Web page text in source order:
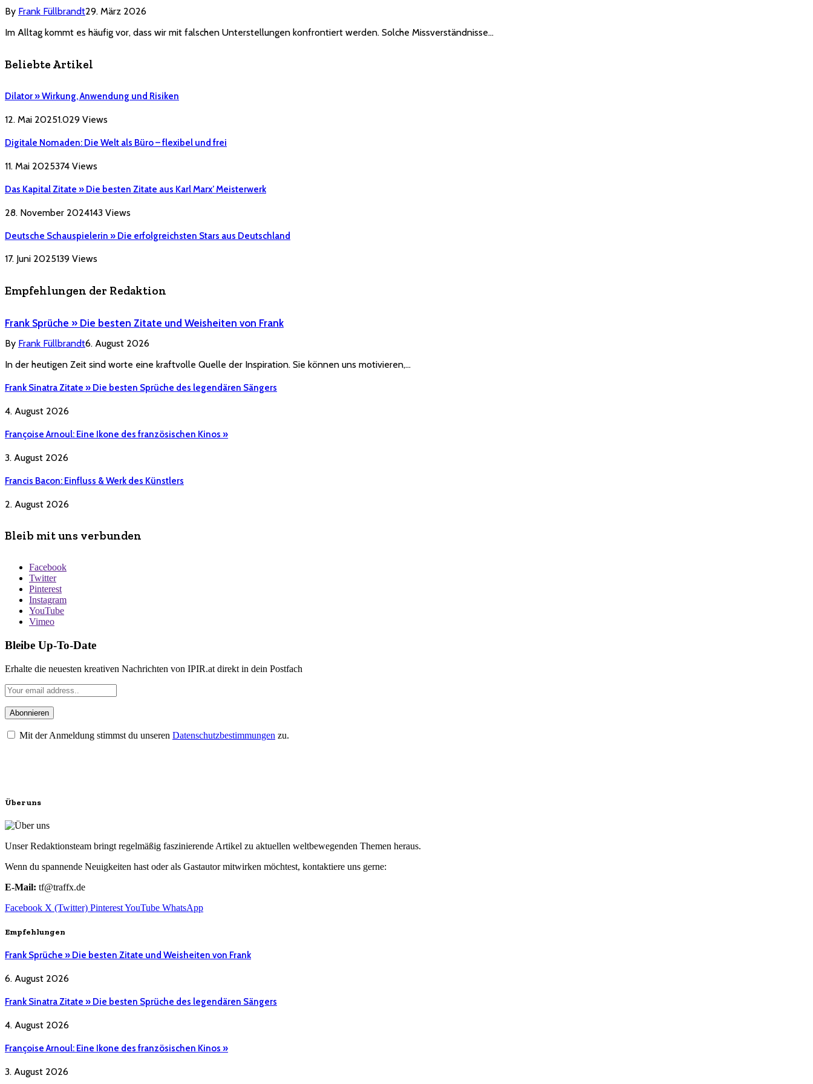
By Frank Füllbrandt29. März 2026
Im Alltag kommt es häufig vor, dass wir mit falschen Unterstellungen konfrontiert werden. Solche Missverständnisse…
Beliebte Artikel
Dilator » Wirkung, Anwendung und Risiken
12. Mai 20251.029 Views
Digitale Nomaden: Die Welt als Büro – flexibel und frei
11. Mai 2025374 Views
Das Kapital Zitate » Die besten Zitate aus Karl Marx’ Meisterwerk
28. November 2024143 Views
Deutsche Schauspielerin » Die erfolgreichsten Stars aus Deutschland
17. Juni 2025139 Views
Empfehlungen der Redaktion
Frank Sprüche » Die besten Zitate und Weisheiten von Frank
By Frank Füllbrandt6. August 2026
In der heutigen Zeit sind worte eine kraftvolle Quelle der Inspiration. Sie können uns motivieren,…
Frank Sinatra Zitate » Die besten Sprüche des legendären Sängers
4. August 2026
Françoise Arnoul: Eine Ikone des französischen Kinos »
3. August 2026
Francis Bacon: Einfluss & Werk des Künstlers
2. August 2026
Bleib mit uns verbunden
Facebook
Twitter
Pinterest
Instagram
YouTube
Vimeo
Bleibe Up-To-Date
Erhalte die neuesten kreativen Nachrichten von IPIR.at direkt in dein Postfach
Mit der Anmeldung stimmst du unseren Datenschutzbestimmungen zu.
Über uns
Unser Redaktionsteam bringt regelmäßig faszinierende Artikel zu aktuellen weltbewegenden Themen heraus.
Wenn du spannende Neuigkeiten hast oder als Gastautor mitwirken möchtest, kontaktiere uns gerne:
E-Mail: tf@traffx.de
Facebook X (Twitter) PinterestYouTube WhatsApp
Empfehlungen
Frank Sprüche » Die besten Zitate und Weisheiten von Frank
6. August 2026
Frank Sinatra Zitate » Die besten Sprüche des legendären Sängers
4. August 2026
Françoise Arnoul: Eine Ikone des französischen Kinos »
3. August 2026